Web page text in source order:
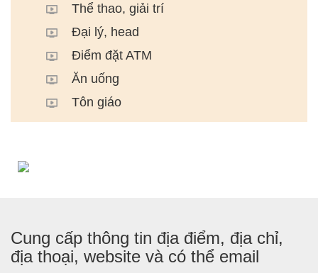
Thể thao, giải trí
Đại lý, head
Điểm đặt ATM
Ăn uống
Tôn giáo
Cung cấp thông tin địa điểm, địa chỉ,
địa thoại, website và có thể email